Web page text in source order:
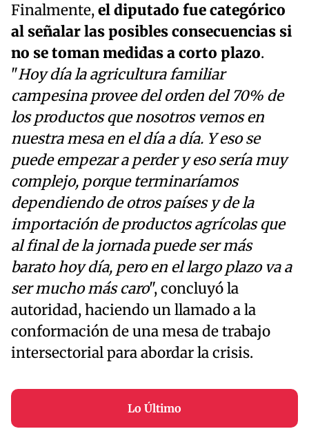
Finalmente,el diputado fue categórico
al señalar las posibles consecuencias si
no se toman medidas a corto plazo.
"Hoy día la agricultura familiar
campesina provee del orden del 70% de
los productos que nosotros vemos en
nuestra mesa en el día a día. Y eso se
puede empezar a perder y eso sería muy
complejo, porque terminaríamos
dependiendo de otros países y de la
importación de productos agrícolas que
al final de la jornada puede ser más
barato hoy día, pero en el largo plazo va a
ser mucho más caro", concluyó la
autoridad, haciendo un llamado a la
conformación de una mesa de trabajo
intersectorial para abordar la crisis.
Lo Último